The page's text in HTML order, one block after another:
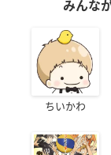
みんな
ちいかわ